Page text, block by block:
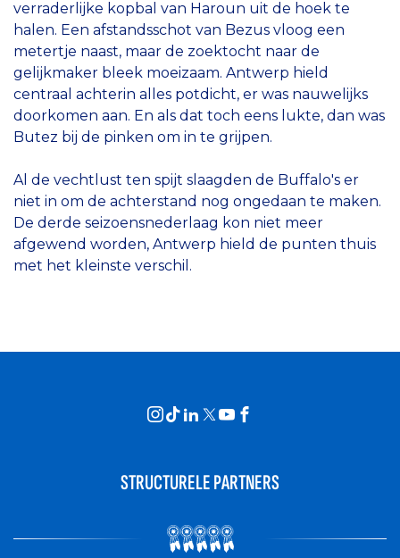
verraderlijke kopbal van Haroun uit de hoek te
halen. Een afstandsschot van Bezus vloog een
metertje naast, maar de zoektocht naar de
gelijkmaker bleek moeizaam. Antwerp hield
centraal achterin alles potdicht, er was nauwelijks
doorkomen aan. En als dat toch eens lukte, dan was
Butez bij de pinken om in te grijpen.
Al de vechtlust ten spijt slaagden de Buffalo's er
niet in om de achterstand nog ongedaan te maken.
De derde seizoensnederlaag kon niet meer
afgewend worden, Antwerp hield de punten thuis
met het kleinste verschil.
STRUCTURELE PARTNERS